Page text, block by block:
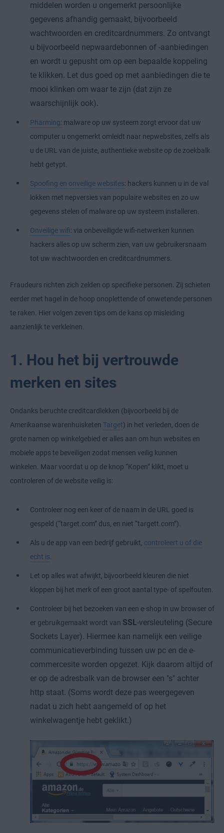
middelen worden u ongemerkt persoonlijke
gegevens afhandig gemaakt, bijvoorbeeld
wachtwoorden en creditcardnummers. Zo ontvangt
u bijvoorbeeld nepwaardebonnen of -aanbiedingen
en wordt u gepusht om op een bepaalde koppeling
te klikken. Let dus goed op met aanbiedingen die te
mooi klinken om waar te zijn (dat zijn ze
waarschijnlijk ook).
Pharming: malware op uw systeem zorgt ervoor dat uw
computer u ongemerkt omleidt naar nepwebsites, zelfs als
u de URL van de juiste, authentieke website op de zoekbalk
hebt getypt.
Spoofing en onveilige websites: hackers kunnen u in de val
lokken met nepversies van populaire websites en zo uw
gegevens stelen of malware op uw systeem installeren.
Onveilige wifi: via onbeveiligde wifi-netwerken kunnen
hackers alles op uw scherm zien, van uw gebruikersnaam
tot uw wachtwoorden en creditcardnummers.
Fraudeurs richten zich zelden op specifieke personen. Zij schieten
eerder met hagel in de hoop onoplettende of onwetende personen
te raken. Hier volgen zeven tips om de kans op misleiding
aanzienlijk te verkleinen.
1. Hou het bij vertrouwde
merken en sites
Ondanks beruchte creditcardlekken (bijvoorbeeld bij de
Amerikaanse warenhuisketen Target) in het verleden, doen de
grote namen op winkelgebied er alles aan om hun websites en
mobiele apps te beveiligen zodat mensen veilig kunnen
winkelen. Maar voordat u op de knop “Kopen” klikt, moet u
controleren of de website veilig is:
Controleer nog een keer of de naam in de URL goed is
gespeld (“target.com” dus, en niet “targett.com”).
Als u de app van een bedrijf gebruikt, controleert u of die
echt is.
Let op alles wat afwijkt, bijvoorbeeld kleuren die niet
kloppen bij het merk of een groot aantal type- of spelfouten.
Controleer bij het bezoeken van een e-shop in uw browser of
er gebruikgemaakt wordt van SSL-versleuteling (Secure
Sockets Layer). Hiermee kan namelijk een veilige
communicatieverbinding tussen uw pc en de e-
commercesite worden opgezet. Kijk daarom altijd of
er op de adresbalk van de browser een "s" achter
http staat. (Soms wordt deze pas weergegeven
nadat u zich hebt aangemeld of op het
winkelwagentje hebt geklikt.)